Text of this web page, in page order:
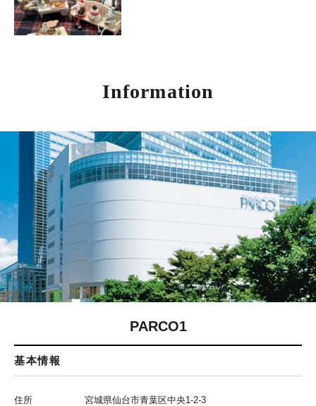
Information
PARCO1
基本情報
住所 宮城県仙台市青葉区中央1-2-3